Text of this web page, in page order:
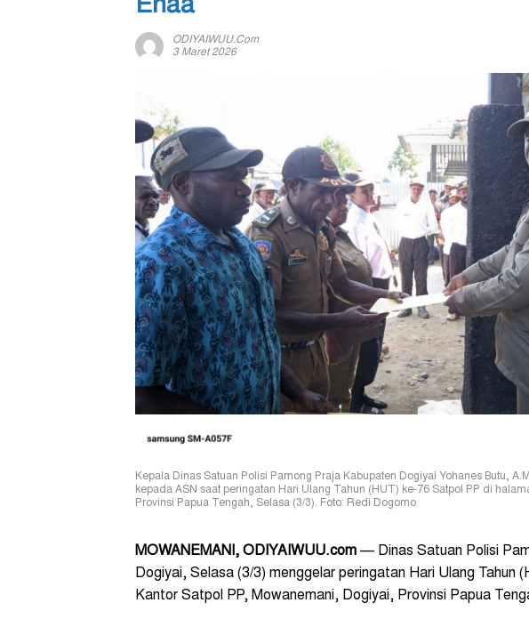
Enaa
ODIYAIWUU.com
3 Maret 2026
Kepala Dinas Satuan Polisi Pamong Praja Kabupaten Dogiyai Yohanes Butu,
kepada ASN saat peringatan Hari Ulang Tahun (HUT) ke-76 Satpol PP di
Provinsi Papua Tengah, Selasa (3/3). Foto: Redi Dogomo
MOWANEMANI, ODIYAIWUU.com — Dinas Satuan Polisi
Dogiyai, Selasa (3/3) menggelar peringatan Hari Ulang Tahun
Kantor Satpol PP, Mowanemani, Dogiyai, Provinsi Papua